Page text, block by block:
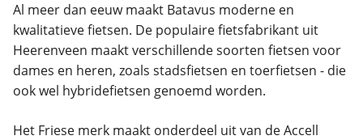
Al meer dan eeuw maakt Batavus moderne en
kwalitatieve fietsen. De populaire fietsfabrikant uit
Heerenveen maakt verschillende soorten fietsen voor
dames en heren, zoals stadsfietsen en toerfietsen - die
ook wel hybridefietsen genoemd worden.
Het Friese merk maakt onderdeel uit van de Accell